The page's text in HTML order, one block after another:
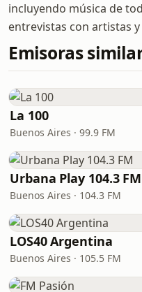
incluyendo música de
entrevistas con artistas
Emisoras
La 100
Buenos Aires · 99.9 FM
Urbana Play 104.3 FM
Buenos Aires · 104.3 FM
LOS40 Argentina
Buenos Aires · 105.5 FM